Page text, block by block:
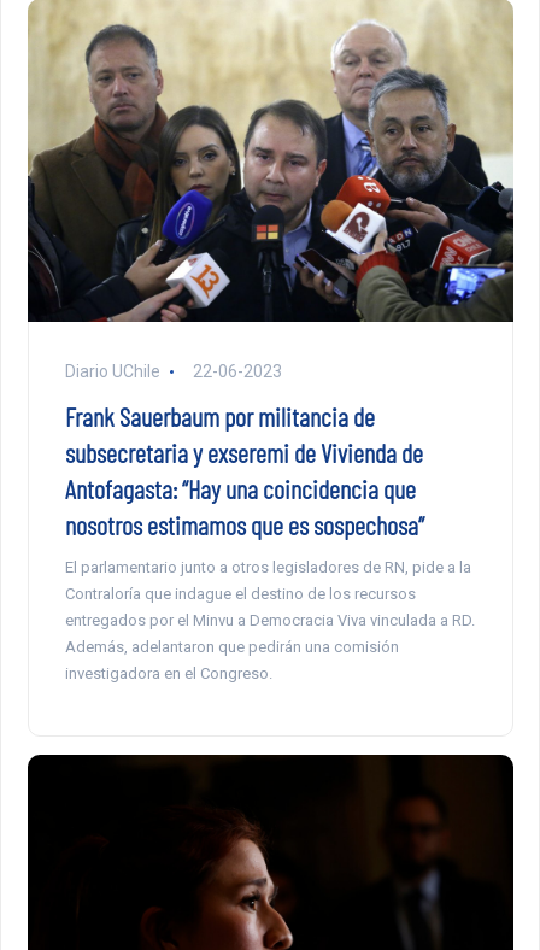
Diario UChile 22-06-2023
Frank Sauerbaum por militancia de
subsecretaria y exseremi de Vivienda de
Antofagasta: “Hay una coincidencia que
nosotros estimamos que es sospechosa”
El parlamentario junto a otros legisladores de RN, pide a la
Contraloría que indague el destino de los recursos
entregados por el Minvu a Democracia Viva vinculada a RD.
Además, adelantaron que pedirán una comisión
investigadora en el Congreso.